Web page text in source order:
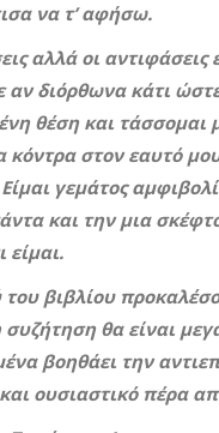
να τ’ αφήσω.
αλλά οι αντιφάσεις
αν διόρθωνα κάτι
θέση και
κόντρα στον εαυτό
γεμάτος
και την μια
είμαι.
βιβλίου
θα είναι
βοηθάει την
ουσιαστικό πέρα